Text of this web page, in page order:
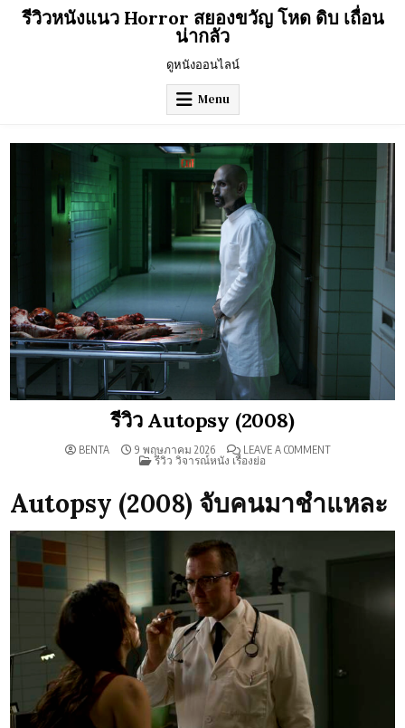
Skipรีวิวหนังแนว Horror สยองขวัญ โหด ดิบ เถื่อน
น่ากลัว
ดูหนังออนไลน์
Menu
รีวิว Autopsy (2008)
BENTA 9 พฤษภาคม 2026 LEAVE A COMMENTON
POSTED
รีวิว วิจารณ์หนัง เรื่องย่อ
Autopsy (2008) จับคนมาชำแหละ